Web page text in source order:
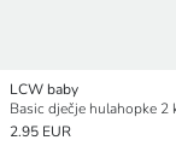
LCW baby
Basic dječje hulahopke 2
2.95 EUR